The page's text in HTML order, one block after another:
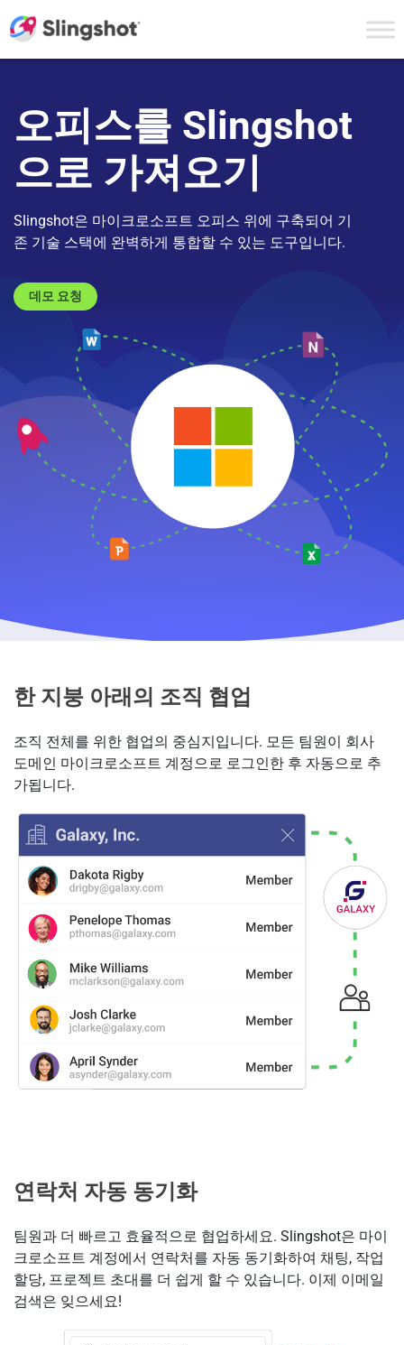
오피스를 Slingshot
으로 가져오기
Slingshot은 마이크로소프트 오피스 위에 구축되어 기
존 기술 스택에 완벽하게 통합할 수 있는 도구입니다.
데모 요청
한 지붕 아래의 조직 협업
조직 전체를 위한 협업의 중심지입니다. 모든 팀원이 회사
도메인 마이크로소프트 계정으로 로그인한 후 자동으로 추
가됩니다.
연락처 자동 동기화
팀원과 더 빠르고 효율적으로 협업하세요. Slingshot은 마이
크로소프트 계정에서 연락처를 자동 동기화하여 채팅, 작업
할당, 프로젝트 초대를 더 쉽게 할 수 있습니다. 이제 이메일
검색은 잊으세요!